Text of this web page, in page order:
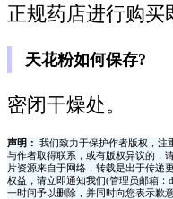
正规药店进行购买
天花粉如何保存?
密闭干燥处。
声明：
我们致力于保护作者版权，注
与作者取得联系，或有版权异议的，
片资源来自于网络，转载是出于传递
权益，请立即通知我们(管理员邮箱：
一时间予以删除，并同时向您表示歉